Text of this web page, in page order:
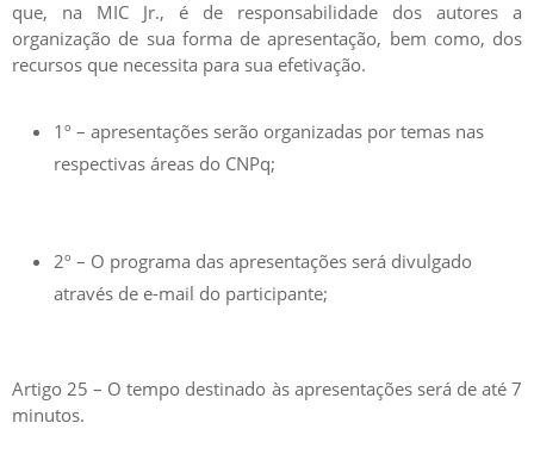
que, na MIC Jr., é de responsabilidade dos autores a
organização de sua forma de apresentação, bem como, dos
recursos que necessita para sua efetivação.
1º – apresentações serão organizadas por temas nas
respectivas áreas do CNPq;
2º – O programa das apresentações será divulgado
através de e-mail do participante;
Artigo 25 – O tempo destinado às apresentações será de até 7
minutos.